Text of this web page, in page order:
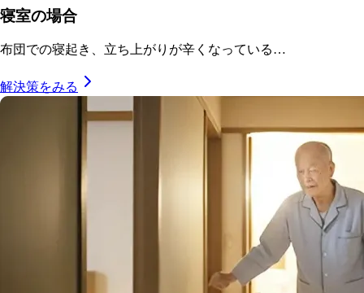
寝室の場合
布団での寝起き、立ち上がりが辛くなっている…
解決策をみる